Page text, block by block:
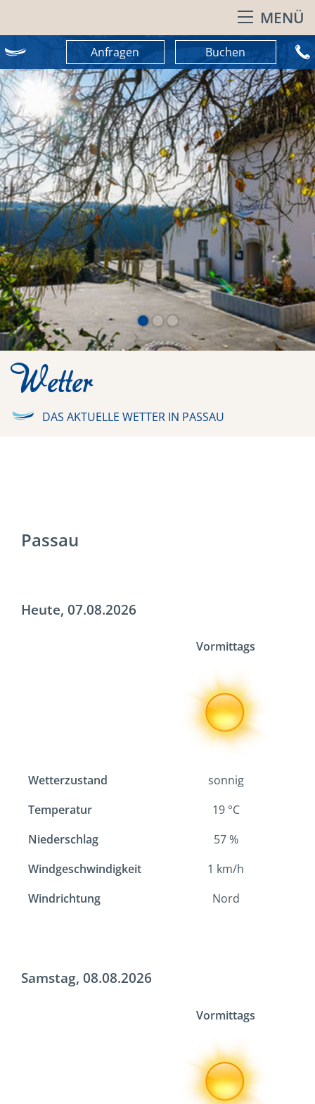
MENÜ
Anfragen Buchen
Wetter
DAS AKTUELLE WETTER IN PASSAU
Passau
Heute, 07.08.2026
Vormittags
Wetterzustand
sonnig
Temperatur
19 °C
Niederschlag
57 %
Windgeschwindigkeit
1 km/h
Windrichtung
Nord
Samstag, 08.08.2026
Vormittags